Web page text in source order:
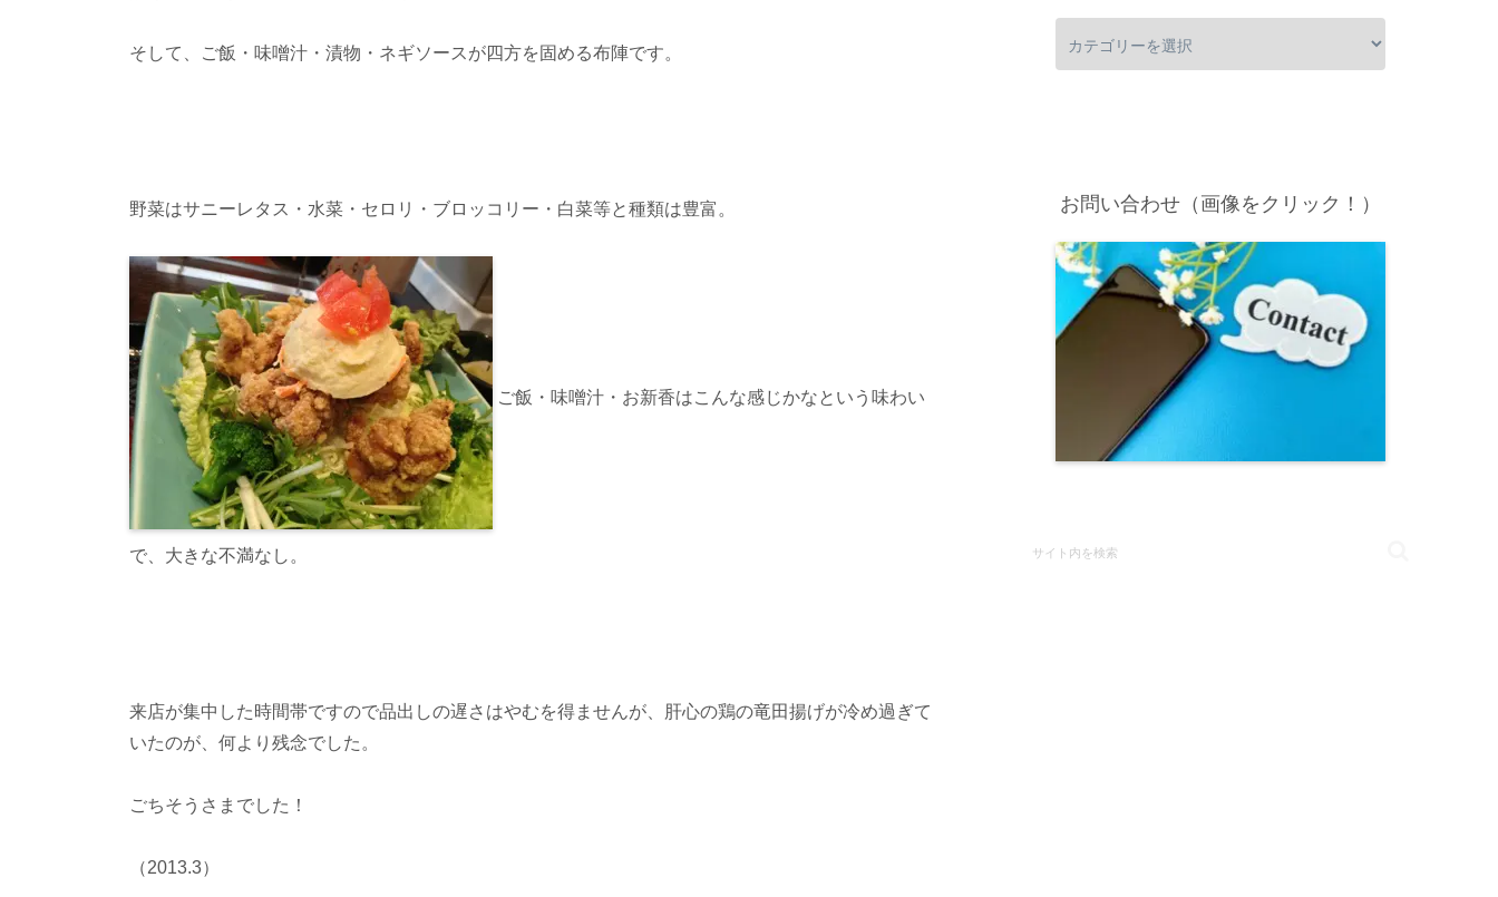
そして、ご飯・味噌汁・漬物・ネギソースが四方を固める布陣です。
野菜はサニーレタス・水菜・セロリ・ブロッコリー・白菜等と種類は豊富。
ご飯・味噌汁・お新香はこんな感じかなという味わい
で、大きな不満なし。
来店が集中した時間帯ですので品出しの遅さはやむを得ませんが、肝心の鶏の竜田揚げが冷め過ぎて
いたのが、何より残念でした。
ごちそうさまでした！
（2013.3）
お問い合わせ（画像をクリック！）